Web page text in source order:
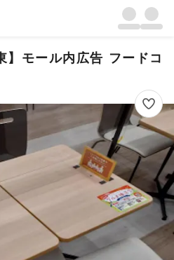
】モール内広告 フードコ